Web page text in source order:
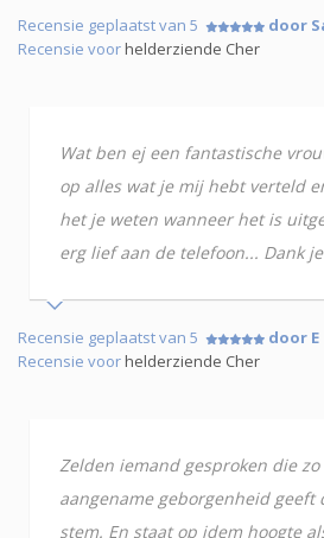
Recensie geplaatst van 5
door
Recensie voorhelderziende Cher
Wat ben ej een fantastische
op alles wat je mij hebt verteld
het je weten wanneer het is
erg lief aan de telefoon... Dank
Recensie geplaatst van 5
door E
Recensie voorhelderziende Cher
Zelden iemand gesproken die
aangename geborgenheid geeft
stem. En staat op idem hoogte